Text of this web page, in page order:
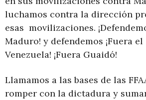
luchamos contra la dirección
esas movilizaciones.
Maduro! y defendemos ¡Fuera
Venezuela! ¡Fuera Guaidó!
Llamamos a las bases de las
romper con la dictadura y